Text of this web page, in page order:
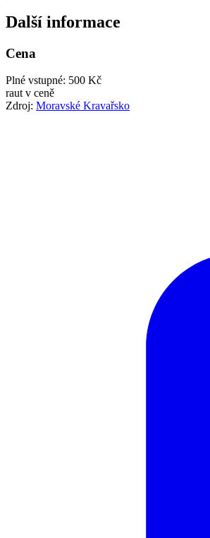
Další informace
Cena
Plné vstupné: 500 Kč
raut v ceně
Zdroj: Moravské Kravařsko